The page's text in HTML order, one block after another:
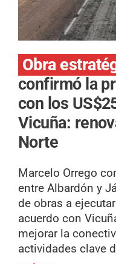
Obra
confirmó la
con los
Vicuña:
Norte
Marcelo Orrego
entre Albardón y
de obras a
acuerdo con
mejorar la
actividades clave